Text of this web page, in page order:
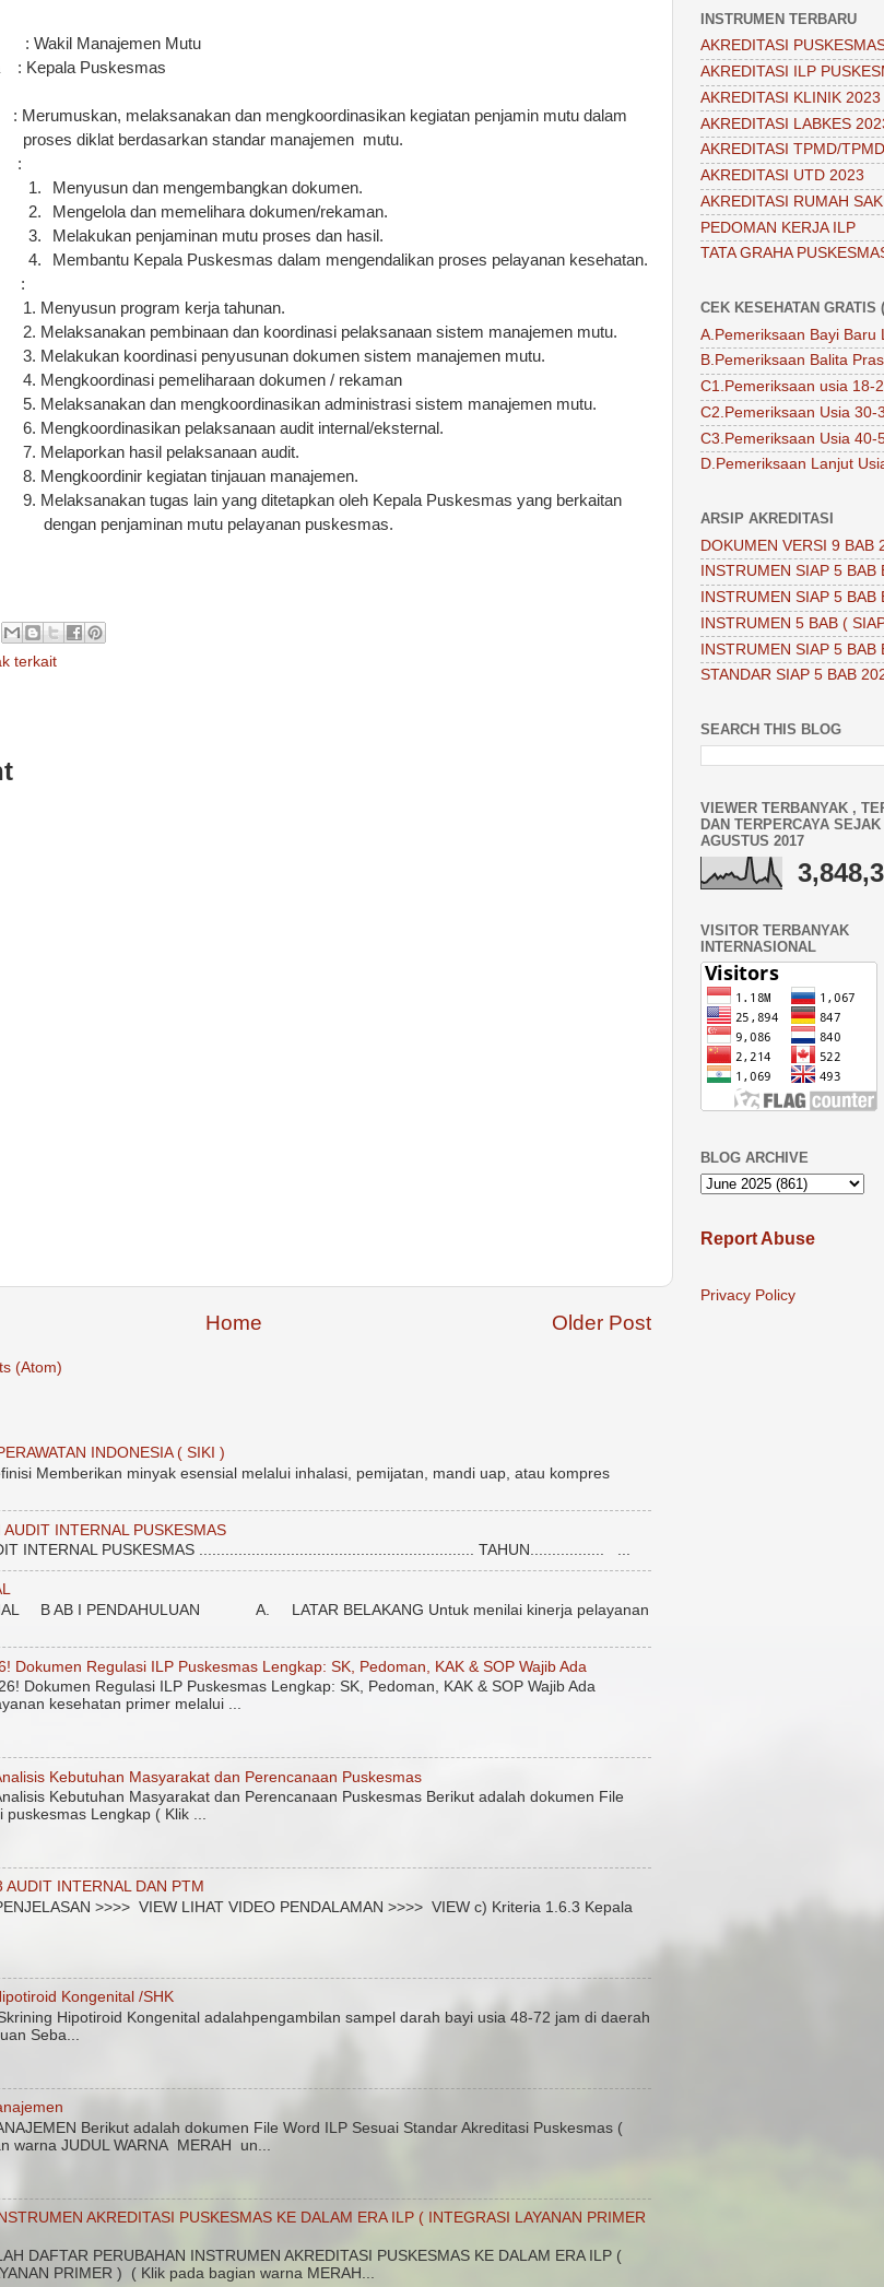
: Wakil Manajemen Mutu
: Kepala Puskesmas
: Merumuskan, melaksanakan dan mengkoordinasikan kegiatan penjamin mutu dalam
proses diklat berdasarkan standar manajemen mutu.
:
1.
Menyusun dan mengembangkan dokumen.
2.
Mengelola dan memelihara dokumen/rekaman.
3.
Melakukan penjaminan mutu proses dan hasil.
4.
Membantu Kepala Puskesmas dalam mengendalikan proses pelayanan kesehatan.
:
1. Menyusun program kerja tahunan.
2. Melaksanakan pembinaan dan koordinasi pelaksanaan sistem manajemen mutu.
3. Melakukan koordinasi penyusunan dokumen sistem manajemen mutu.
4. Mengkoordinasi pemeliharaan dokumen / rekaman
5. Melaksanakan dan mengkoordinasikan administrasi sistem manajemen mutu.
6. Mengkoordinasikan pelaksanaan audit internal/eksternal.
7. Melaporkan hasil pelaksanaan audit.
8. Mengkoordinir kegiatan tinjauan manajemen.
9. Melaksanakan tugas lain yang ditetapkan oleh Kepala Puskesmas yang berkaitan
dengan penjaminan mutu pelayanan puskesmas.
terkait
Older Post
Home
(Atom)
INDONESIA ( SIKI )
Memberikan minyak esensial melalui inhalasi, pemijatan, mandi uap, atau kompres
INTERNAL PUSKESMAS
INTERNAL PUSKESMAS ............................................................... TAHUN................. ...
B AB I PENDAHULUAN A. LATAR BELAKANG Untuk menilai kinerja pelayanan
Dokumen Regulasi ILP Puskesmas Lengkap: SK, Pedoman, KAK & SOP Wajib Ada
Dokumen Regulasi ILP Puskesmas Lengkap: SK, Pedoman, KAK & SOP Wajib Ada
kesehatan primer melalui ...
Kebutuhan Masyarakat dan Perencanaan Puskesmas
Kebutuhan Masyarakat dan Perencanaan Puskesmas Berikut adalah dokumen File
puskesmas Lengkap ( Klik ...
AUDIT INTERNAL DAN PTM
>>>> VIEW LIHAT VIDEO PENDALAMAN >>>> VIEW c) Kriteria 1.6.3 Kepala
Kongenital /SHK
Hipotiroid Kongenital adalahpengambilan sampel darah bayi usia 48-72 jam di daerah
Seba...
Berikut adalah dokumen File Word ILP Sesuai Standar Akreditasi Puskesmas (
warna JUDUL WARNA MERAH un...
AKREDITASI PUSKESMAS KE DALAM ERA ILP ( INTEGRASI LAYANAN PRIMER
DAFTAR PERUBAHAN INSTRUMEN AKREDITASI PUSKESMAS KE DALAM ERA ILP (
PRIMER ) ( Klik pada bagian warna MERAH...
INSTRUMEN TERBARU
AKREDITASI
AKREDITASI ILP
AKREDITASI KLINIK 2023
AKREDITASI LABKES
AKREDITASI TPMD/
AKREDITASI UTD 2023
AKREDITASI RUMAH
PEDOMAN KERJA ILP
TATA GRAHA
CEK KESEHATAN GRATIS
A.Pemeriksaan Bayi Baru
B.Pemeriksaan Balita
C1.Pemeriksaan usia 18-
C2.Pemeriksaan Usia 30-
C3.Pemeriksaan Usia 40-
D.Pemeriksaan Lanjut
ARSIP AKREDITASI
DOKUMEN VERSI 9 BAB
INSTRUMEN SIAP 5 BAB
INSTRUMEN SIAP 5 BAB
INSTRUMEN 5 BAB (
INSTRUMEN SIAP 5 BAB
STANDAR SIAP 5 BAB
SEARCH THIS BLOG
VIEWER TERBANYAK ,
DAN TERPERCAYA SEJAK
AGUSTUS 2017
VISITOR TERBANYAK
INTERNASIONAL
BLOG ARCHIVE
Report Abuse
Privacy Policy